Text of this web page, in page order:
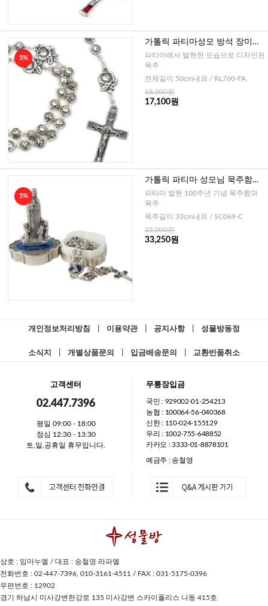
5%
가톨릭 파티마성모 방석 장미간
주 5단묵주 7mm - 이태리
파티마에서 발현한 모습으로 디자인된
묵주
전체길이 50cm내외 / RL760-FA
18,000원
17,100원
5%
가톨릭 파티마 성모님 묵주함과
5단묵주 4mm (이태리)
파타마 발현 100주년 기념 묵주함과
묵주
묵주길이 33cm내외 / SC069-C
35,000원
33,250원
개인정보처리방침 이용약관 공지사항 성물방동정
소식지 개별상품문의 입금배송문의 교환반품취소
고객센터
02.447.7396
평일 09:00 - 18:00
점심 12:30 - 13:30
토,일,공휴일 휴무입니다.
무통장입금
국민 : 929002-01-254213
농협 : 100064-56-040368
신한 : 110-024-155129
우리 : 1002-755-648852
카카오 : 3333-01-8878101
예금주 : 송철영
상호 : 임마누엘 / 대표 : 송철영 라파엘
전화번호 : 02-447-7396, 010-3161-4511 / FAX : 031-5175-0396
우편번호 : 12902
경기 하남시 미사강변한강로 135 미사강변 스카이폴리스 나동 415호